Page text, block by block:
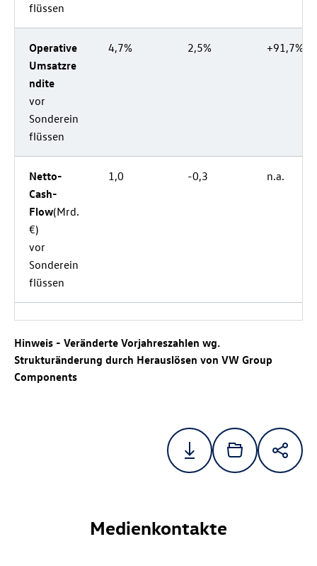
flüssen
Operative
Umsatzre
ndite
vor
Sonderein
flüssen
4,7% 2,5% +91,7%
Netto-
Cash-
Flow(Mrd.
€)
vor
Sonderein
flüssen
1,0 -0,3 n.a.
Hinweis - Veränderte Vorjahreszahlen wg.
Strukturänderung durch Herauslösen von VW Group
Components
Medienkontakte